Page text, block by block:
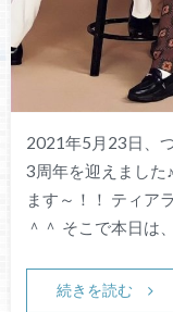
2021年5月23日、
3周年を迎えました
ます～！！ ティア
＾＾ そこで本日は
続きを読む